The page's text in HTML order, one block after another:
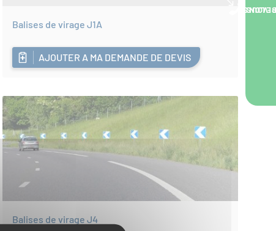
Balises de virage J1A
AJOUTER A MA DEMANDE DE DEVIS
Balises de virage J4
NOUS VOUS